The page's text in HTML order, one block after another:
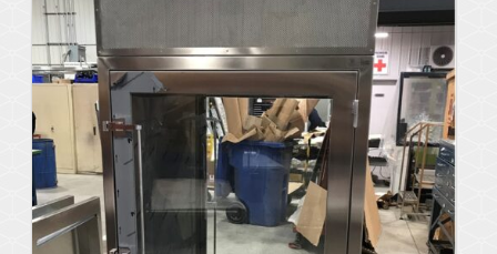
Voir les détails